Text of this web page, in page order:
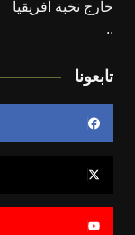
تابعونا